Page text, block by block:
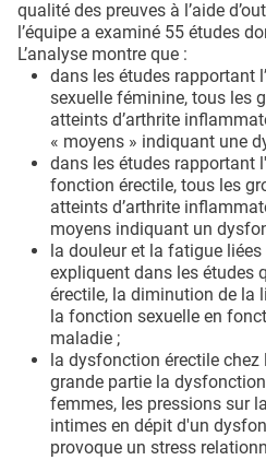
qualité des preuves à l’aide
l’équipe a examiné 55 études
L’analyse montre que :
dans les études rapportant
sexuelle féminine, tous les
atteints d’arthrite
« moyens » indiquant une
dans les études rapportant
fonction érectile, tous les
atteints d’arthrite
moyens indiquant un
la douleur et la fatigue
expliquent dans les études
érectile, la diminution de la
la fonction sexuelle en
maladie ;
la dysfonction érectile
grande partie la
femmes, les pressions sur
intimes en dépit d'un
provoque un stress